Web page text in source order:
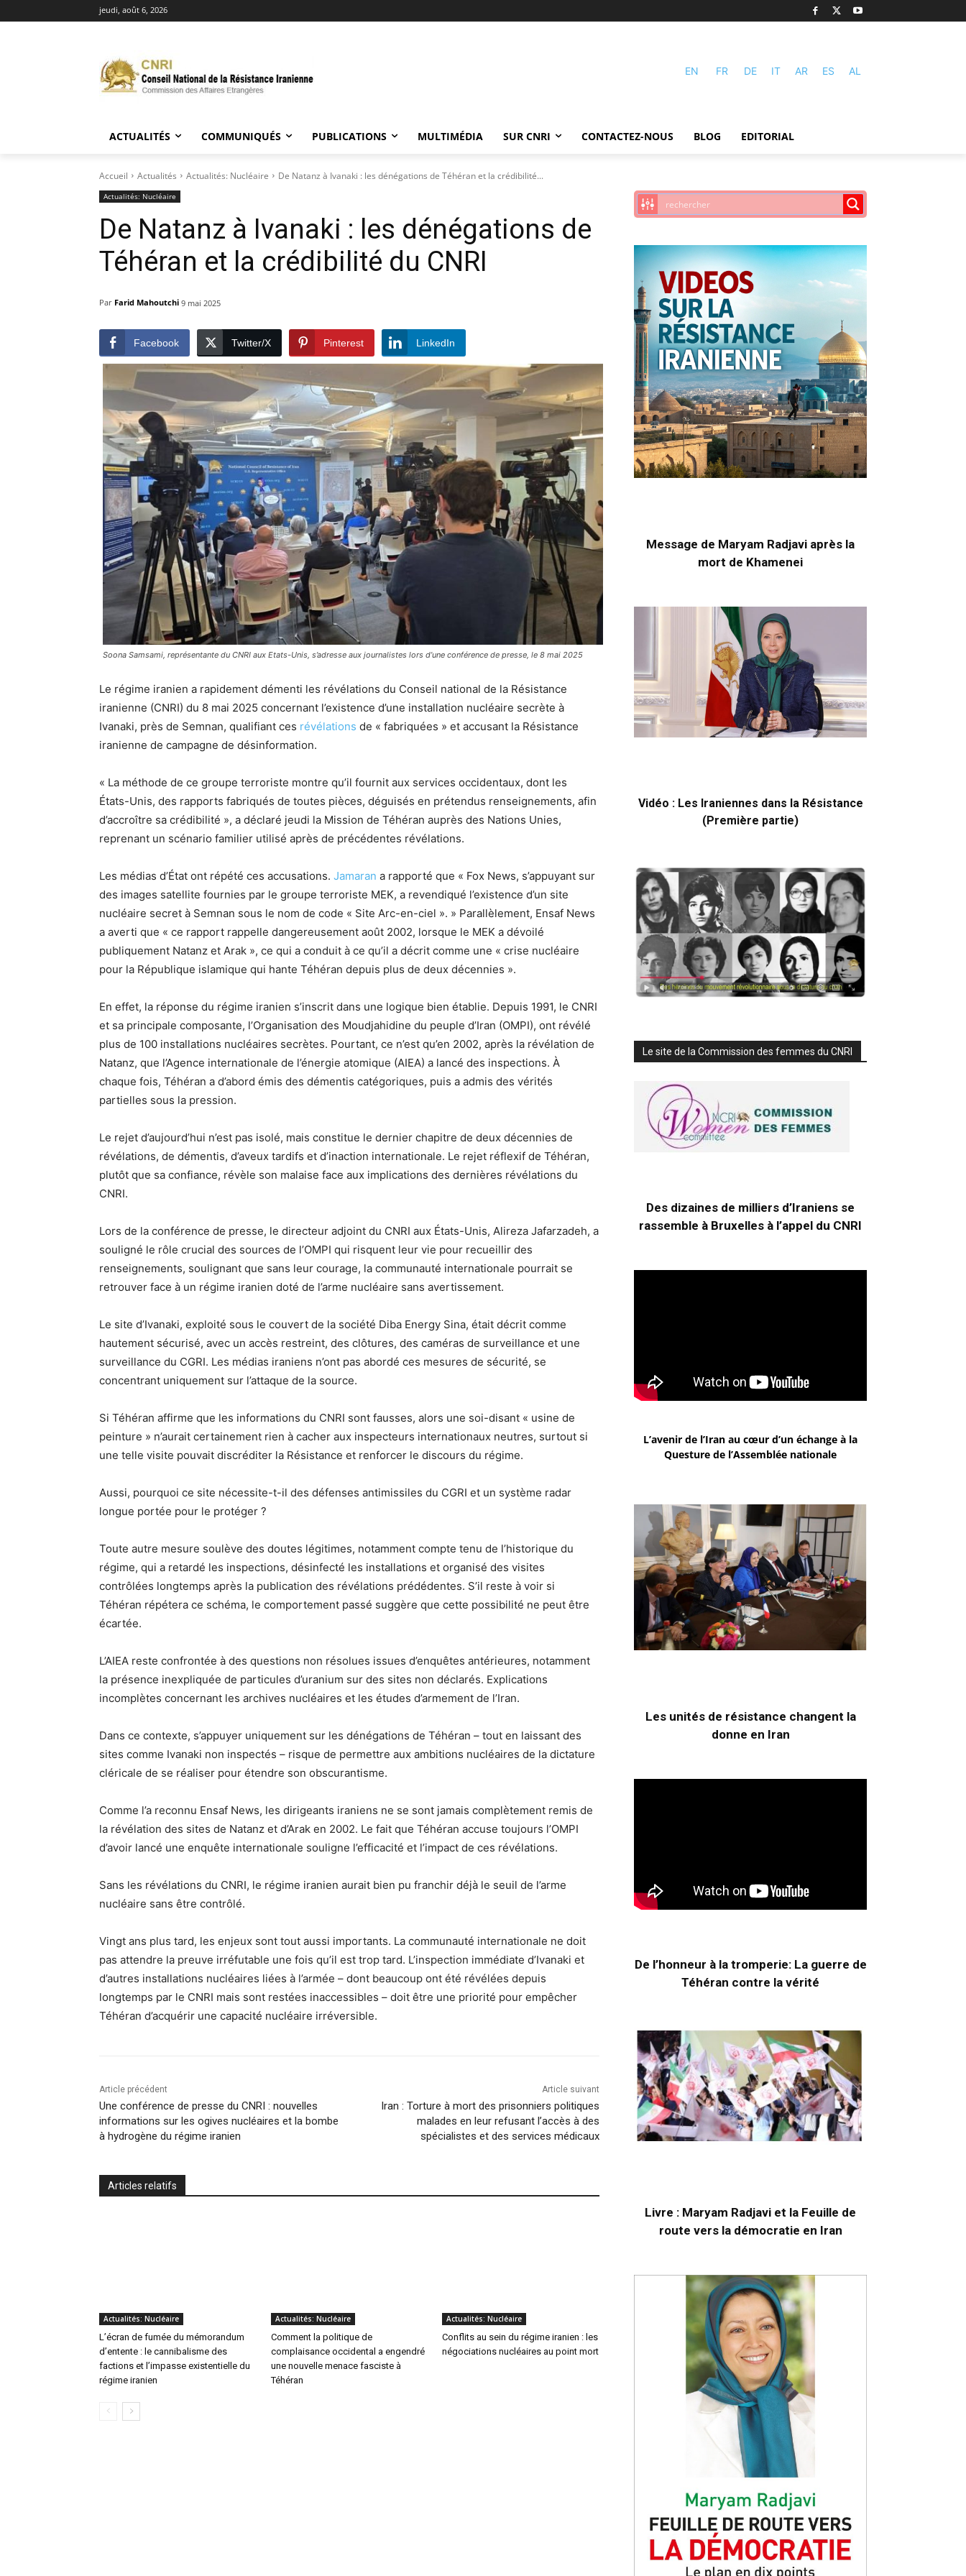
jeudi, août 6, 2026
EN FR DE IT AR ES AL
ACTUALITÉS COMMUNIQUÉS PUBLICATIONS MULTIMÉDIA SUR CNRI CONTACTEZ-NOUS BLOG EDITORIAL
Accueil Actualités Actualités: Nucléaire De Natanz à Ivanaki : les dénégations de Téhéran et la crédibilité...
Actualités: Nucléaire
De Natanz à Ivanaki : les dénégations de
Téhéran et la crédibilité du CNRI
Par Farid Mahoutchi 9 mai 2025
Facebook Twitter/X Pinterest LinkedIn
Soona Samsami, représentante du CNRI aux Etats-Unis, s’adresse aux journalistes lors d’une conférence de presse, le 8 mai 2025
Le régime iranien a rapidement démenti les révélations du Conseil national de la Résistance
iranienne (CNRI) du 8 mai 2025 concernant l’existence d’une installation nucléaire secrète à
Ivanaki, près de Semnan, qualifiant ces révélations de « fabriquées » et accusant la Résistance
iranienne de campagne de désinformation.
« La méthode de ce groupe terroriste montre qu’il fournit aux services occidentaux, dont les
États-Unis, des rapports fabriqués de toutes pièces, déguisés en prétendus renseignements, afin
d’accroître sa crédibilité », a déclaré jeudi la Mission de Téhéran auprès des Nations Unies,
reprenant un scénario familier utilisé après de précédentes révélations.
Les médias d’État ont répété ces accusations. Jamaran a rapporté que « Fox News, s’appuyant sur
des images satellite fournies par le groupe terroriste MEK, a revendiqué l’existence d’un site
nucléaire secret à Semnan sous le nom de code « Site Arc-en-ciel ». » Parallèlement, Ensaf News
a averti que « ce rapport rappelle dangereusement août 2002, lorsque le MEK a dévoilé
publiquement Natanz et Arak », ce qui a conduit à ce qu’il a décrit comme une « crise nucléaire
pour la République islamique qui hante Téhéran depuis plus de deux décennies ».
En effet, la réponse du régime iranien s’inscrit dans une logique bien établie. Depuis 1991, le CNRI
et sa principale composante, l’Organisation des Moudjahidine du peuple d’Iran (OMPI), ont révélé
plus de 100 installations nucléaires secrètes. Pourtant, ce n’est qu’en 2002, après la révélation de
Natanz, que l’Agence internationale de l’énergie atomique (AIEA) a lancé des inspections. À
chaque fois, Téhéran a d’abord émis des démentis catégoriques, puis a admis des vérités
partielles sous la pression.
Le rejet d’aujourd’hui n’est pas isolé, mais constitue le dernier chapitre de deux décennies de
révélations, de démentis, d’aveux tardifs et d’inaction internationale. Le rejet réflexif de Téhéran,
plutôt que sa confiance, révèle son malaise face aux implications des dernières révélations du
CNRI.
Lors de la conférence de presse, le directeur adjoint du CNRI aux États-Unis, Alireza Jafarzadeh, a
souligné le rôle crucial des sources de l’OMPI qui risquent leur vie pour recueillir des
renseignements, soulignant que sans leur courage, la communauté internationale pourrait se
retrouver face à un régime iranien doté de l’arme nucléaire sans avertissement.
Le site d’Ivanaki, exploité sous le couvert de la société Diba Energy Sina, était décrit comme
hautement sécurisé, avec un accès restreint, des clôtures, des caméras de surveillance et une
surveillance du CGRI. Les médias iraniens n’ont pas abordé ces mesures de sécurité, se
concentrant uniquement sur l’attaque de la source.
Si Téhéran affirme que les informations du CNRI sont fausses, alors une soi-disant « usine de
peinture » n’aurait certainement rien à cacher aux inspecteurs internationaux neutres, surtout si
une telle visite pouvait discréditer la Résistance et renforcer le discours du régime.
Aussi, pourquoi ce site nécessite-t-il des défenses antimissiles du CGRI et un système radar
longue portée pour le protéger ?
Toute autre mesure soulève des doutes légitimes, notamment compte tenu de l’historique du
régime, qui a retardé les inspections, désinfecté les installations et organisé des visites
contrôlées longtemps après la publication des révélations prédédentes. S’il reste à voir si
Téhéran répétera ce schéma, le comportement passé suggère que cette possibilité ne peut être
écartée.
L’AIEA reste confrontée à des questions non résolues issues d’enquêtes antérieures, notamment
la présence inexpliquée de particules d’uranium sur des sites non déclarés. Explications
incomplètes concernant les archives nucléaires et les études d’armement de l’Iran.
Dans ce contexte, s’appuyer uniquement sur les dénégations de Téhéran – tout en laissant des
sites comme Ivanaki non inspectés – risque de permettre aux ambitions nucléaires de la dictature
cléricale de se réaliser pour étendre son obscurantisme.
Comme l’a reconnu Ensaf News, les dirigeants iraniens ne se sont jamais complètement remis de
la révélation des sites de Natanz et d’Arak en 2002. Le fait que Téhéran accuse toujours l’OMPI
d’avoir lancé une enquête internationale souligne l’efficacité et l’impact de ces révélations.
Sans les révélations du CNRI, le régime iranien aurait bien pu franchir déjà le seuil de l’arme
nucléaire sans être contrôlé.
Vingt ans plus tard, les enjeux sont tout aussi importants. La communauté internationale ne doit
pas attendre la preuve irréfutable une fois qu’il est trop tard. L’inspection immédiate d’Ivanaki et
d’autres installations nucléaires liées à l’armée – dont beaucoup ont été révélées depuis
longtemps par le CNRI mais sont restées inaccessibles – doit être une priorité pour empêcher
Téhéran d’acquérir une capacité nucléaire irréversible.
Article précédent
Une conférence de presse du CNRI : nouvelles
informations sur les ogives nucléaires et la bombe
à hydrogène du régime iranien
Article suivant
Iran : Torture à mort des prisonniers politiques
malades en leur refusant l’accès à des
spécialistes et des services médicaux
Articles relatifs
Actualités: Nucléaire
L’écran de fumée du mémorandum
d’entente : le cannibalisme des
factions et l’impasse existentielle du
régime iranien
Actualités: Nucléaire
Comment la politique de
complaisance occidental a engendré
une nouvelle menace fasciste à
Téhéran
Actualités: Nucléaire
Conflits au sein du régime iranien : les
négociations nucléaires au point mort
Message de Maryam Radjavi après la
mort de Khamenei
Vidéo : Les Iraniennes dans la Résistance
(Première partie)
Le site de la Commission des femmes du CNRI
Des dizaines de milliers d’Iraniens se
rassemble à Bruxelles à l’appel du CNRI
L’avenir de l’Iran au cœur d’un échange à la
Questure de l’Assemblée nationale
Les unités de résistance changent la
donne en Iran
De l’honneur à la tromperie: La guerre de
Téhéran contre la vérité
Livre : Maryam Radjavi et la Feuille de
route vers la démocratie en Iran